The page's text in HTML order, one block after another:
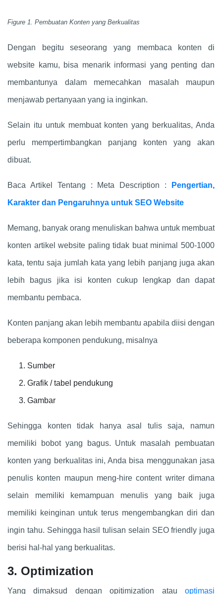
Figure 1. Pembuatan Konten yang Berkualitas
Dengan begitu seseorang yang membaca konten di
website kamu, bisa menarik informasi yang penting dan
membantunya dalam memecahkan masalah maupun
menjawab pertanyaan yang ia inginkan.
Selain itu untuk membuat konten yang berkualitas, Anda
perlu mempertimbangkan panjang konten yang akan
dibuat.
Baca Artikel Tentang : Meta Description : Pengertian,
Karakter dan Pengaruhnya untuk SEO Website
Memang, banyak orang menuliskan bahwa untuk membuat
konten artikel website paling tidak buat minimal 500-1000
kata, tentu saja jumlah kata yang lebih panjang juga akan
lebih bagus jika isi konten cukup lengkap dan dapat
membantu pembaca.
Konten panjang akan lebih membantu apabila diisi dengan
beberapa komponen pendukung, misalnya
Sumber
Grafik / tabel pendukung
Gambar
Sehingga konten tidak hanya asal tulis saja, namun
memiliki bobot yang bagus. Untuk masalah pembuatan
konten yang berkualitas ini, Anda bisa menggunakan jasa
penulis konten maupun meng-hire content writer dimana
selain memiliki kemampuan menulis yang baik juga
memiliki keinginan untuk terus mengembangkan diri dan
ingin tahu. Sehingga hasil tulisan selain SEO friendly juga
berisi hal-hal yang berkualitas.
3. Optimization
Yang dimaksud dengan opitimization atau optimasi